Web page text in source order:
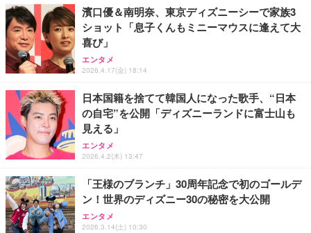
エレコム ワイヤレスキーボード 静音 テンキー付 薄
型コンパクトサイズ Windows ChromeOS macOS
対応 ブラック TK-QT30DMBK
￥2,420
Philips(フィリップス) チューナーレステレビ 43イン
チ 量子ドット FHD QLED スマートテレビ Google T
V内蔵 HDR10/Dolby Audio対応 ネット動画視聴可能
地上波受信なし 音声検索可能 日本語対応
￥36,800
【Amazon.co.jp限定】【2年保証】外付けHDD 3.5
インチ 外付けハードディスク 静音 PC/Win/Mac/テ
レビ録画/デスクトップ/ラップトップ適用 (3)容量:2T
B)
￥12,999
濱口優＆南明奈、東京ディズニーシーで家族3
ショット「息子くんもミニーマウスに逢えて大
喜び」
エンタメ
2026.4.17(金) 18:14
日本国籍を捨てて韓国人になった歌手、“日本
の自宅”を公開「ディズニーランドに富士山も
見える」
エンタメ
2026.4.2(木) 13:47
「王様のブランチ」30周年記念で初のゴールデ
ン！世界のディズニー30の秘密を大公開
エンタメ
2026.3.14(土) 10:30